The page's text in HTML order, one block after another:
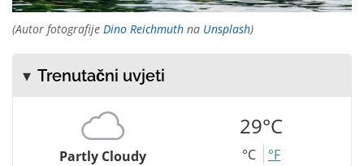
(Autor fotografije Dino Reichmuth na Unsplash)
Trenutačni uvjeti
Partly Cloudy
29°C
°C °F